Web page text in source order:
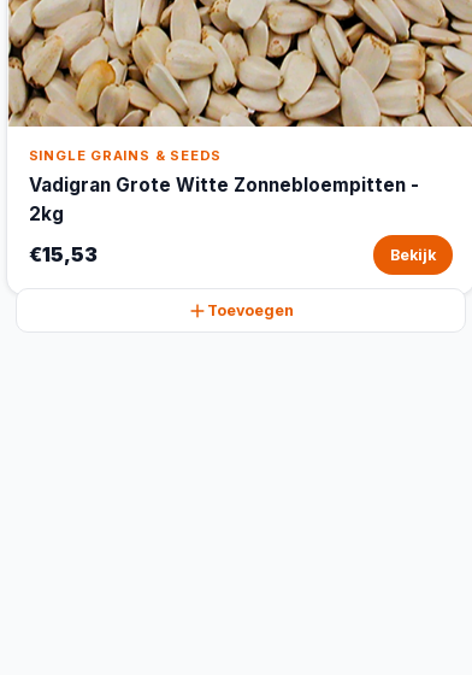
SINGLE GRAINS & SEEDS
Vadigran Grote Witte Zonnebloempitten -
2kg
€15,53 Bekijk
Toevoegen